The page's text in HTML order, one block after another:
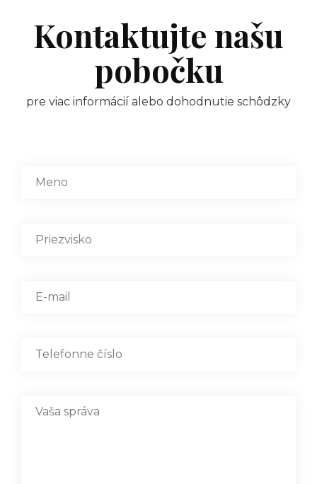
Kontaktujte našu
pobočku
pre viac informácií alebo dohodnutie schôdzky